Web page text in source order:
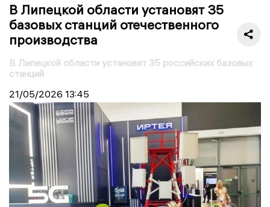
В Липецкой области установят 35
базовых станций отечественного
производства
В Липецкой области установят 35 российских базовых
станций
21/05/2026 13:45